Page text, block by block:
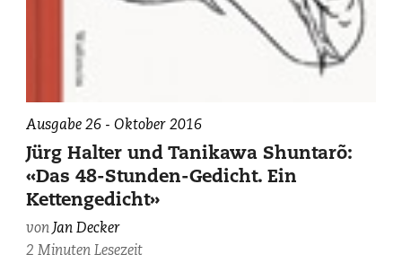
Ausgabe 26 - Oktober 2016
Jürg Halter und Tanikawa Shuntarõ:
«Das 48-Stunden-Gedicht. Ein
Kettengedicht»
vonJan Decker
2 Minuten Lesezeit